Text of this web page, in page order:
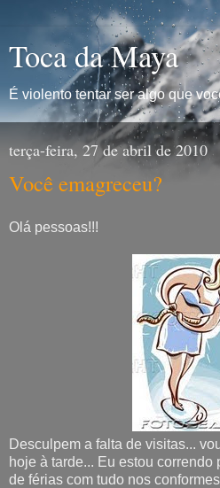
Toca da Maya
É violento tentar ser algo que
terça-feira, 27 de abril de 2010
Você emagreceu?
Olá pessoas!!!
Desculpem a falta de visitas...
hoje à tarde... Eu estou correndo
de férias com tudo nos